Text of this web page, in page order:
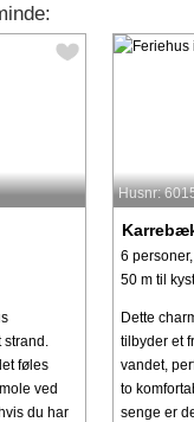
føles
ved
du har
Husnr:
6
50 m til
Dette
tilbyder et
vandet,
to
senge er